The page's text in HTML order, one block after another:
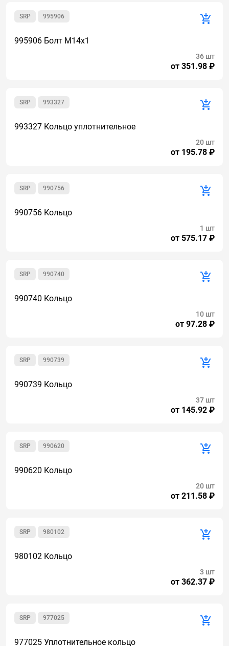
995906
SRP
995906 Болт М14х1
от 351.98 ₽
36 шт
993327
SRP
993327 Кольцо уплотнительное
от 195.78 ₽
20 шт
990756
SRP
990756 Кольцо
от 575.17 ₽
1 шт
990740
SRP
990740 Кольцо
от 97.28 ₽
10 шт
990739
SRP
990739 Кольцо
от 145.92 ₽
37 шт
990620
SRP
990620 Кольцо
от 211.58 ₽
20 шт
980102
SRP
980102 Кольцо
от 362.37 ₽
3 шт
977025
SRP
977025 Уплотнительное кольцо